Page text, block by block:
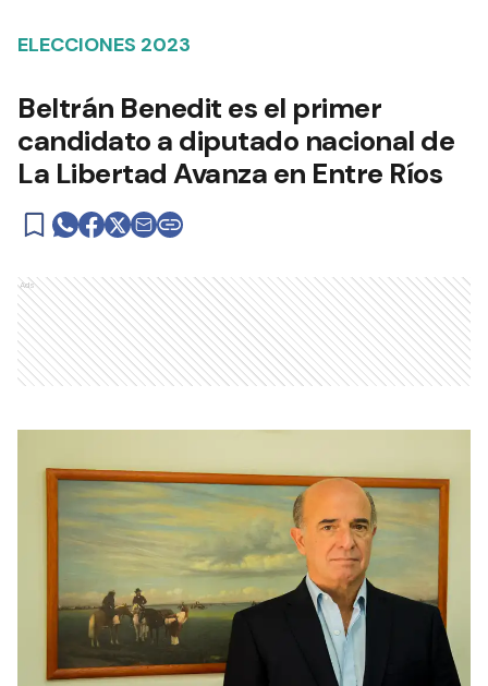
ELECCIONES 2023
Beltrán Benedit es el primer
candidato a diputado nacional de
La Libertad Avanza en Entre Ríos
Ads